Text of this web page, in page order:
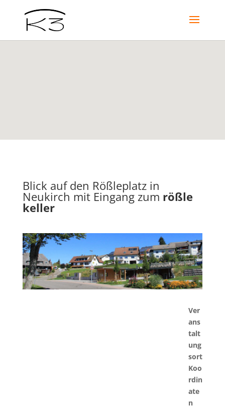
Blick auf den Rößleplatz in
Neukirch mit Eingang zum rößle
keller
Ver
ans
talt
ung
sort
Koo
rdin
ate
n